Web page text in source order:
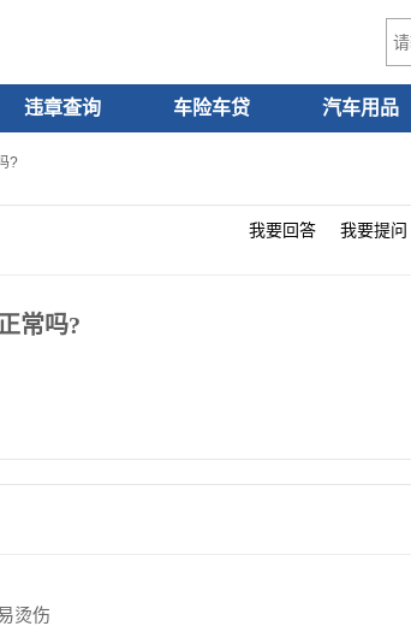
违章查询 车险车贷 汽车用品
?
我要提问
我要回答
常吗?
烫伤